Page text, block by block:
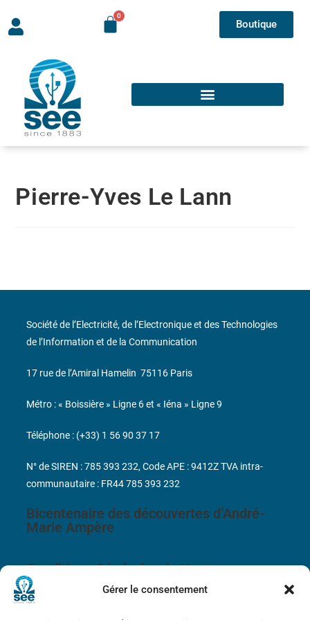
Gérer le consentement
Boutique
Pierre-Yves Le Lann
Bicentenaire des découvertes d’André-
Marie Ampère
Conditions Générales de Vente
Société de l’Electricité, de l’Electronique et des Technologies
de l’Information et de la Communication
17 rue de l’Amiral Hamelin 75116 Paris
Métro : « Boissière » Ligne 6 et « Iéna » Ligne 9
Téléphone : (+33) 1 56 90 37 17
N° de SIREN : 785 393 232, Code APE : 9412Z TVA intra-
communautaire : FR44 785 393 232